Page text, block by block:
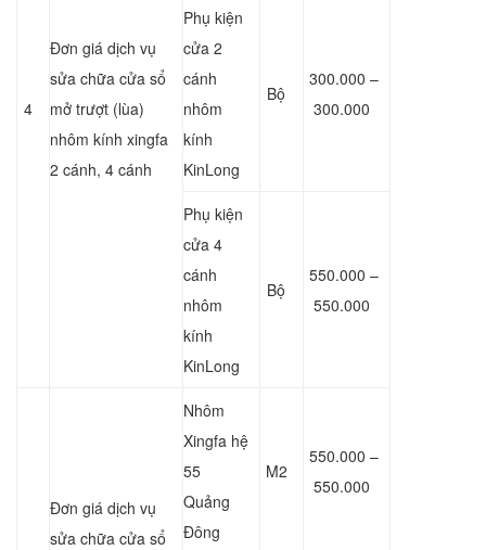
4
Đơn giá dịch vụ
sửa chữa cửa sổ
mở trượt (lùa)
nhôm kính xingfa
2 cánh, 4 cánh
Phụ kiện
cửa 2
cánh
nhôm
kính
KinLong
Bộ
300.000 –
300.000
Phụ kiện
cửa 4
cánh
nhôm
kính
KinLong
Bộ
550.000 –
550.000
Đơn giá dịch vụ
sửa chữa cửa sổ
Nhôm
Xingfa hệ
55
Quảng
Đông
M2
550.000 –
550.000